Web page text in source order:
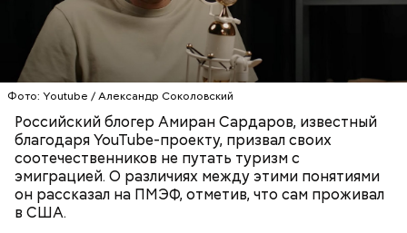
Фото: Youtube / Александр Соколовский
Российский блогер Амиран Сардаров, известный
благодаря YouTube-проекту, призвал своих
соотечественников не путать туризм с
эмиграцией. О различиях между этими понятиями
он рассказал на ПМЭФ, отметив, что сам проживал
в США.
День попутного ветра, как правило, отмечают в
прибрежных городах. Там 10 августа
устраиваются соревнования по парусным видам
спорта. Также в этот праздник проходят
тематические концерты, посвященные
профессиям, связанным с морем.